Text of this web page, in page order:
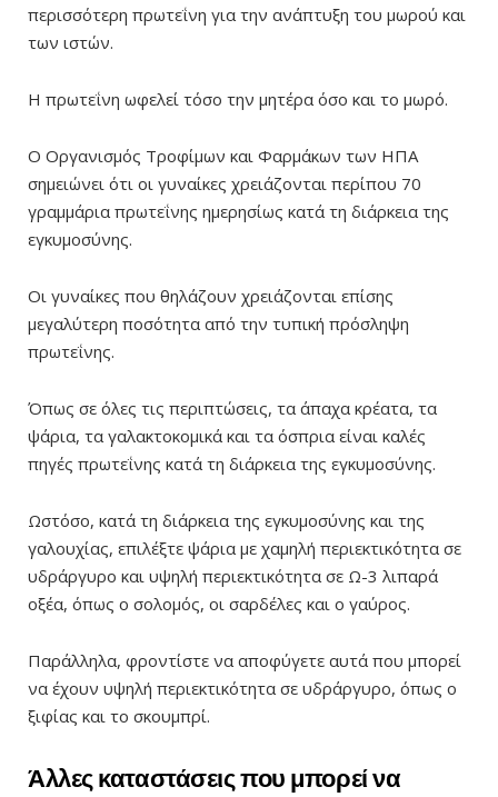
περισσότερη πρωτεΐνη για την ανάπτυξη του μωρού και
των ιστών.
Η πρωτεΐνη ωφελεί τόσο την μητέρα όσο και το μωρό.
Ο Οργανισμός Τροφίμων και Φαρμάκων των ΗΠΑ
σημειώνει ότι οι γυναίκες χρειάζονται περίπου 70
γραμμάρια πρωτεΐνης ημερησίως κατά τη διάρκεια της
εγκυμοσύνης.
Οι γυναίκες που θηλάζουν χρειάζονται επίσης
μεγαλύτερη ποσότητα από την τυπική πρόσληψη
πρωτεΐνης.
Όπως σε όλες τις περιπτώσεις, τα άπαχα κρέατα, τα
ψάρια, τα γαλακτοκομικά και τα όσπρια είναι καλές
πηγές πρωτεΐνης κατά τη διάρκεια της εγκυμοσύνης.
Ωστόσο, κατά τη διάρκεια της εγκυμοσύνης και της
γαλουχίας, επιλέξτε ψάρια με χαμηλή περιεκτικότητα σε
υδράργυρο και υψηλή περιεκτικότητα σε Ω-3 λιπαρά
οξέα, όπως ο σολομός, οι σαρδέλες και ο γαύρος.
Παράλληλα, φροντίστε να αποφύγετε αυτά που μπορεί
να έχουν υψηλή περιεκτικότητα σε υδράργυρο, όπως ο
ξιφίας και το σκουμπρί.
Άλλες καταστάσεις που μπορεί να